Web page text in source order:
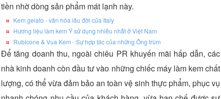
tiền nhờ dòng sản phẩm mát lạnh này.
Kem gelato - văn hóa lâu đời của Italy
Hương liệu làm kem Ý sử dụng nhiều nhất ở Việt Nam
Rubicone & Vua Kem - Sự hợp tác của những Ông trùm
Để tăng doanh thu, ngoài chiêu PR khuyến mãi hấp dẫn, các
nhà kinh doanh còn đầu tư vào những chiếc máy làm kem chất
lượng, có thể vừa đảm bảo an toàn vệ sinh thực phẩm, phục vụ